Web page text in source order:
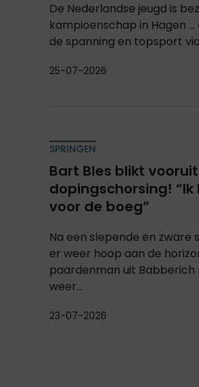
De Nederlandse jeugd is
kampioenschap in Hagen
de spanning en topsport
25-07-2026
SPRINGEN
Bart Bles blikt
dopingschorsing!
voor de boeg”
Na een slepende en
er weer hoop aan de
paardenman uit
weer...
23-07-2026